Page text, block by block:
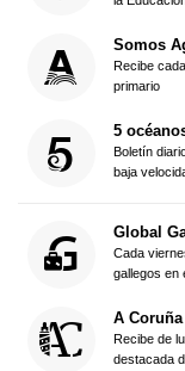
Somos
Recibe
primario
5
Boletín
baja
Global
Cada
gallegos en
A Coruña
Recibe de
destacada